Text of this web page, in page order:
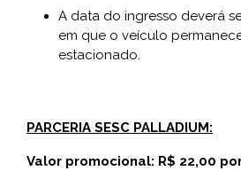
A data do ingresso deverá
em que o veículo
estacionado.
PARCERIA SESC PALLADIUM:
Valor promocional: R$ 22,00